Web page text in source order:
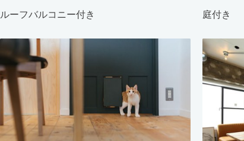
ルーフバルコニー付き 庭付き